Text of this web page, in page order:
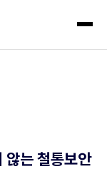
는 철통보안